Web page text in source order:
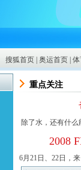
搜狐首页| 奥运首页| 体
重点关注
除了水，还有什
2008
6月21日、22日，